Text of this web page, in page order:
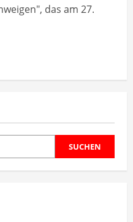
das am 27.
SUCHEN